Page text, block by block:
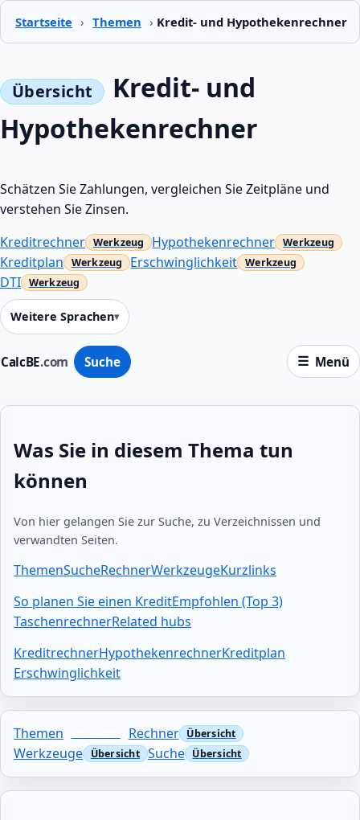
Startseite › Themen › Kredit- und Hypothekenrechner
CalcBE.com Suche Menü
Kredit- und
Hypothekenrechner
Schätzen Sie Zahlungen, vergleichen Sie Zeitpläne und
verstehen Sie Zinsen.
Kreditrechner
Hypothekenrechner
Kreditplan
Erschwinglichkeit
DTI
Weitere Sprachen
Was Sie in diesem Thema tun
können
Von hier gelangen Sie zur Suche, zu Verzeichnissen und
verwandten Seiten.
ThemenSucheRechnerWerkzeugeKurzlinks
So planen Sie einen KreditEmpfohlen (Top 3)
TaschenrechnerRelated hubs
KreditrechnerHypothekenrechnerKreditplan
Erschwinglichkeit
Themen
Rechner
Werkzeuge
Suche